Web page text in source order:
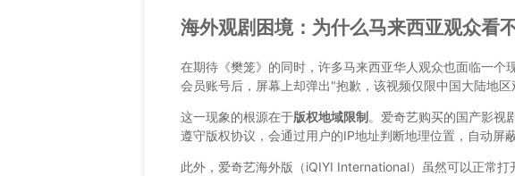
海外观剧困境：为什么马来西亚观众看
在期待《樊笼》的同时，许多马来西亚华人观众也面临一个
会员账号后，屏幕上却弹出"抱歉，该视频仅限中国大陆地区
这一现象的根源在于版权地域限制。爱奇艺购买的国产影视
遵守版权协议，会通过用户的IP地址判断地理位置，自动屏
此外，爱奇艺海外版（iQIYI International）虽然可以正常